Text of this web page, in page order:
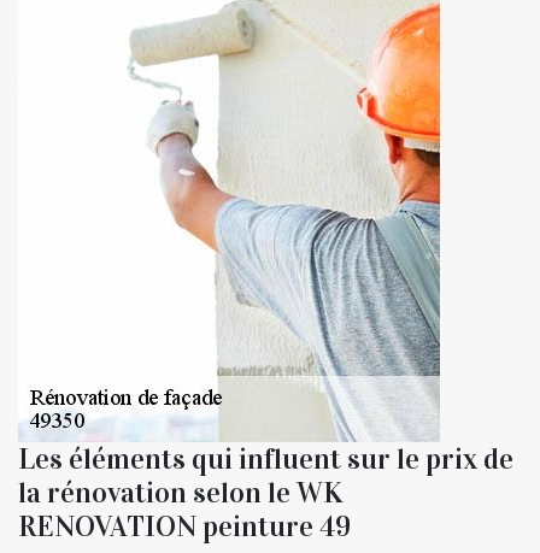
Les éléments qui influent sur le prix de
la rénovation selon le WK
RENOVATION peinture 49